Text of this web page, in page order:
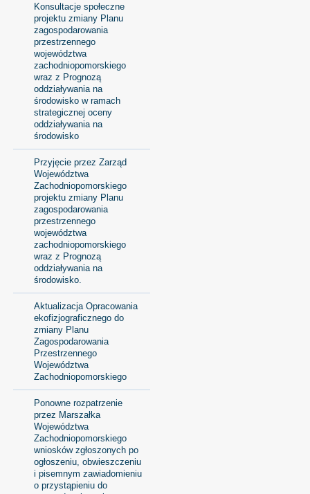
Konsultacje społeczne
projektu zmiany Planu
zagospodarowania
przestrzennego
województwa
zachodniopomorskiego
wraz z Prognozą
oddziaływania na
środowisko w ramach
strategicznej oceny
oddziaływania na
środowisko
Przyjęcie przez Zarząd
Województwa
Zachodniopomorskiego
projektu zmiany Planu
zagospodarowania
przestrzennego
województwa
zachodniopomorskiego
wraz z Prognozą
oddziaływania na
środowisko.
Aktualizacja Opracowania
ekofizjograficznego do
zmiany Planu
Zagospodarowania
Przestrzennego
Województwa
Zachodniopomorskiego
Ponowne rozpatrzenie
przez Marszałka
Województwa
Zachodniopomorskiego
wniosków zgłoszonych po
ogłoszeniu, obwieszczeniu
i pisemnym zawiadomieniu
o przystąpieniu do